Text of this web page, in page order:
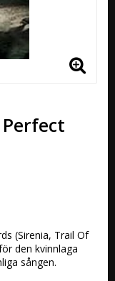
(Sirenia, Trail Of
den kvinnlaga
sången.